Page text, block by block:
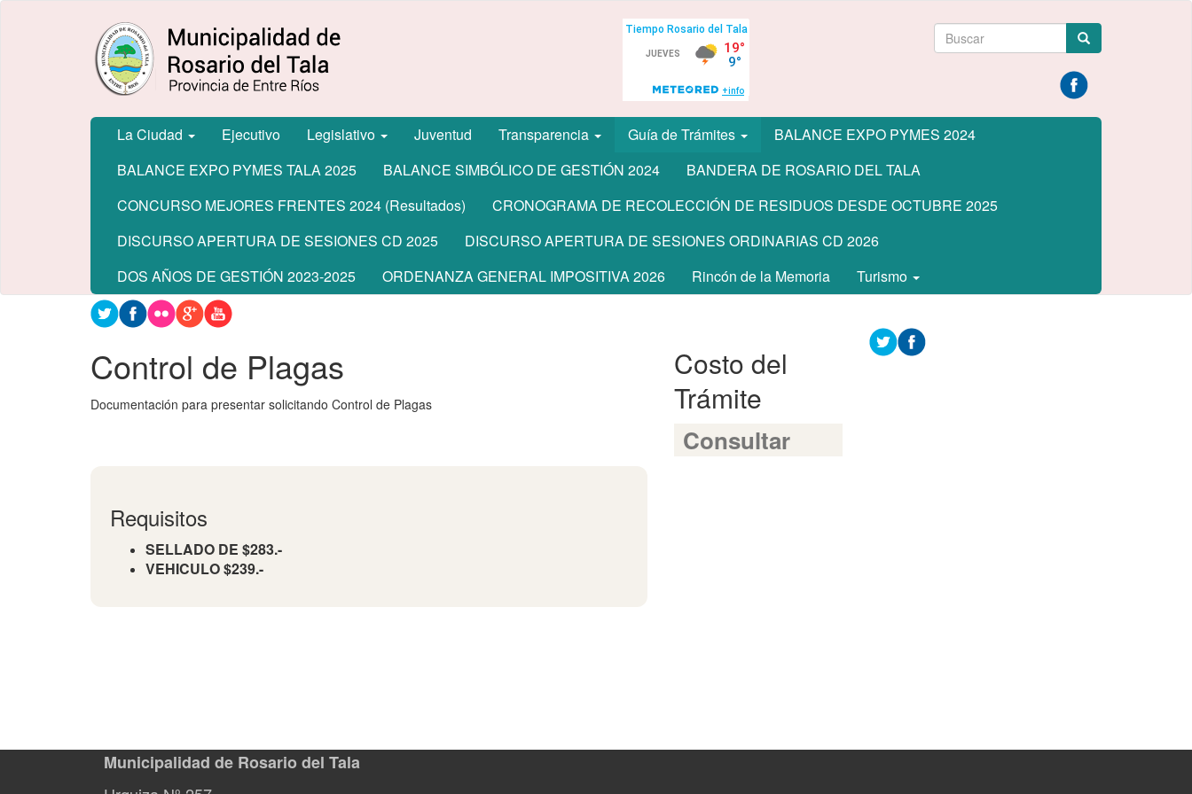
Municipalidad
de Rosario
del Tala
Formulario
búsqueda
La Ciudad Ejecutivo Legislativo Juventud Transparencia Guía de Trámites
BALANCE EXPO PYMES 2024
BALANCE EXPO PYMES TALA 2025
BALANCE SIMBÓLICO DE GESTIÓN 2024
BANDERA DE ROSARIO DEL TALA
CONCURSO MEJORES FRENTES 2024 (Resultados)
CRONOGRAMA DE RECOLECCIÓN DE RESIDUOS DESDE OCTUBRE 2025
DISCURSO APERTURA DE SESIONES CD 2025
DISCURSO APERTURA DE SESIONES ORDINARIAS CD 2026
DOS AÑOS DE GESTIÓN 2023-2025
ORDENANZA GENERAL IMPOSITIVA 2026 Rincón de la Memoria Turismo
Contenido
principal
Control de Plagas
Documentación para presentar solicitando Control de Plagas
Requisitos
SELLADO DE $283.-
VEHICULO $239.-
Costo del
Trámite
Consultar
Municipalidad de Rosario del Tala